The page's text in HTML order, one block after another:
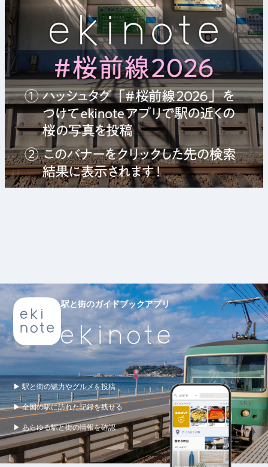
駅と街のガイドブックアプリ
▶ 駅と街の魅力やグルメを投稿
▶ 全国の駅に訪れた記録を残せる
▶ あらゆる駅と街の情報を確認